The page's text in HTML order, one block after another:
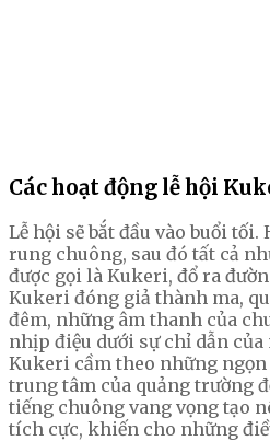
Các hoạt động lễ hội
Lễ hội sẽ bắt đầu vào buổi
rung chuông, sau đó tất cả
được gọi là Kukeri, đổ ra
Kukeri đóng giả thành ma,
đêm, những âm thanh của
nhịp điệu dưới sự chỉ dẫn của
Kukeri cầm theo những ngọn
trung tâm của quảng trường
tiếng chuông vang vọng tạo
tích cực, khiến cho những